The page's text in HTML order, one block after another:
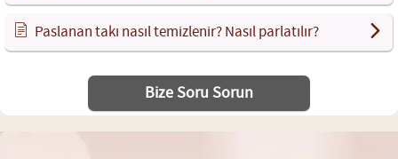
Paslanan takı nasıl temizlenir? Nasıl parlatılır?
Bize Soru Sorun